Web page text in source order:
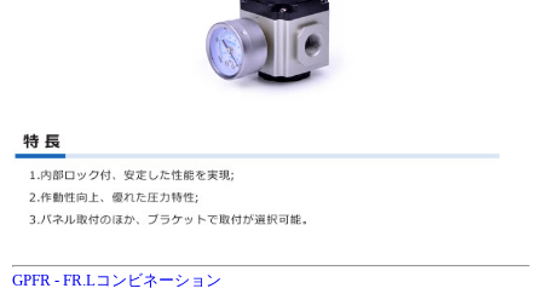
GPFR - FR.Lコンビネーション